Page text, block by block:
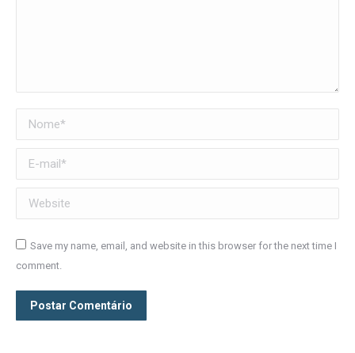
Nome *
E-mail *
Website
Save my name, email, and website in this browser for the next time I
comment.
Postar Comentário